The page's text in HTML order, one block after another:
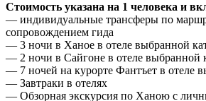
Стоимость указана на 1 человека и
— индивидуальные трансферы по
сопровождением гида
— 3 ночи в Ханое в отеле выбранной
— 2 ночи в Сайгоне в отеле выбранной
— 7 ночей на курорте Фантъет в отеле
— Завтраки в отелях
— Обзорная экскурсия по Ханою с